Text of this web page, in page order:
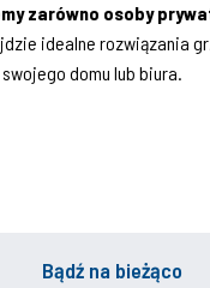
zarówno osoby
idealne rozwiązania
domu lub biura.
Bądź na bieżąco